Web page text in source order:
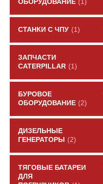
ОБОРУДОВАНИЕ (1)
СТАНКИ С ЧПУ (1)
ЗАПЧАСТИ
CATERPILLAR (1)
БУРОВОЕ
ОБОРУДОВАНИЕ (2)
ДИЗЕЛЬНЫЕ
ГЕНЕРАТОРЫ
(2)
ТЯГОВЫЕ БАТАРЕИ
ДЛЯ